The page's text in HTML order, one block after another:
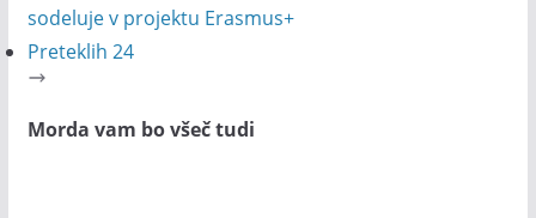
sodeluje v projektu Erasmus+
Preteklih 24
Morda vam bo všeč tudi